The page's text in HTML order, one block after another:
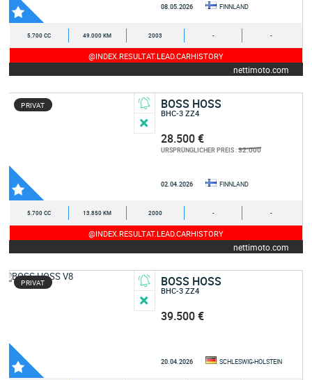
08.05.2026 FINNLAND
5.700 CC 49.000 KM 2003 - -
@INDEX.RESULTAT.LEAD.CARHISTORY
nettimoto.com
PRIVAT BOSS HOSS
BHC-3 ZZ4
28.500 €
URSPRÜNGLICHER PREIS :32.000
02.04.2026 FINNLAND
5.700 CC 13.850 KM 2000 - -
@INDEX.RESULTAT.LEAD.CARHISTORY
nettimoto.com
PRIVAT BOSS HOSS
BHC-3 ZZ4
39.500 €
20.04.2026 SCHLESWIG-HOLSTEIN